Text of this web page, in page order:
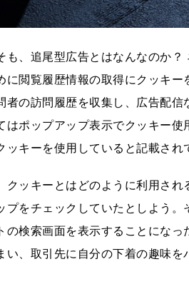
も、追尾型広告とはなんなのか
に閲覧履歴情報の取得にクッキ
者の訪問履歴を収集し、広告配
はポップアップ表示でクッキー
ッキーを使用していると記載され
クッキーとはどのように利用さ
プをチェックしていたとしよう。
の検索画面を表示することにな
い、取引先に自分の下着の趣味を